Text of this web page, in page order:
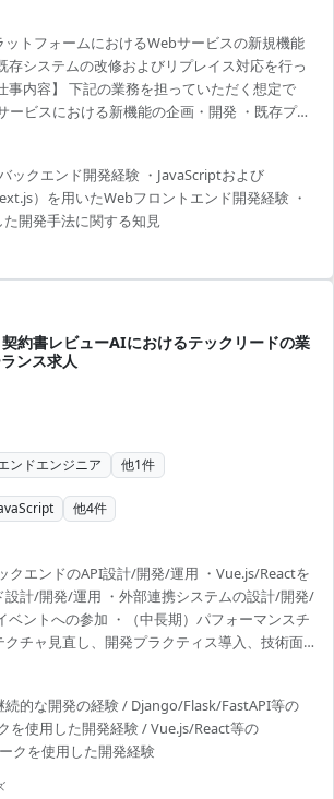
トフォームにおけるWebサービスの新規機能
存システムの改修およびリプレイス対応を行っ
事内容】 下記の業務を担っていただく想定で
ービスにおける新機能の企画・開発 ・既存プラ
※詳細は面談時にお伝えします。 開発環境 プ
JIRA、Confluence、Backlog SCM：GitHub
Slack フロントエンド：HTML、CSS、
、React、Next.js、f...
ックエンド開発経験 ・JavaScriptおよび
）を用いたWebフロントエンド開発経験 ・
開発手法に関する知見
約書レビューAIにおけるテックリードの業
ンス求人
ンドエンジニア 他1件
他4件
クエンドのAPI設計/開発/運用 ・Vue.js/Reactを
設計/開発/運用 ・外部連携システムの設計/開発/
ベントへの参加 ・（中長期）パフォーマンスチ
クチャ見直し、開発プラクティス導入、技術面
的な開発の経験 / Django/Flask/FastAPI等の
を使用した開発経験 / Vue.js/React等の
クを使用した開発経験